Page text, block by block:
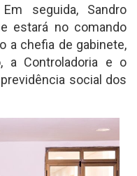
seguida, Sandro
estará no comando
a chefia de gabinete,
a Controladoria e o
social dos